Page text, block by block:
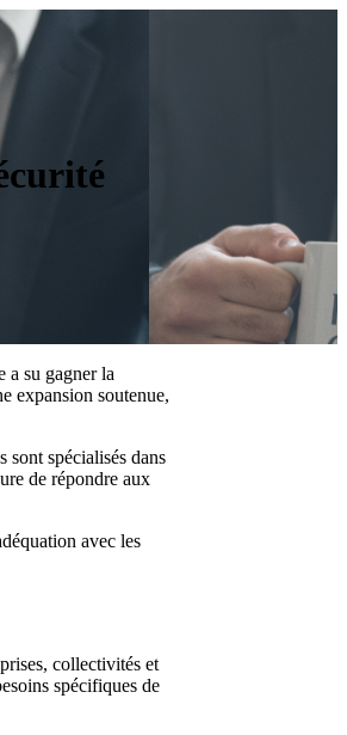
a su gagner la
expansion soutenue,
sont spécialisés dans
de répondre aux
avec les
collectivités et
spécifiques de